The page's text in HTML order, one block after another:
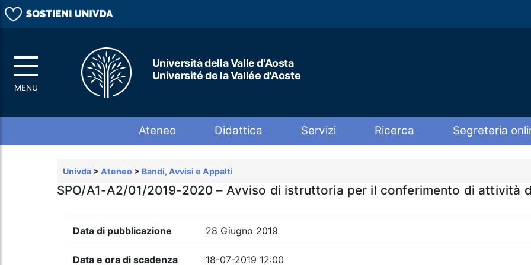
Università della Valle d'Aosta
Université de la Vallée d'Aoste
Ateneo Didattica Servizi Ricerca Segreteria
Univda > Ateneo > Bandi, Avvisi e Appalti
SPO/A1-A2/01/2019-2020 – Avviso di istruttoria per il conferimento di attività
Data di pubblicazione 28 Giugno 2019
Data e ora di scadenza 18-07-2019 12:00